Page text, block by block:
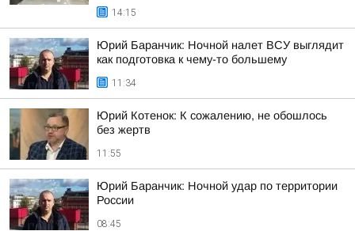
14:15
Юрий Баранчик: Ночной налет ВСУ выглядит
как подготовка к чему-то большему
11:34
Юрий Котенок: К сожалению, не обошлось
без жертв
11:55
Юрий Баранчик: Ночной удар по территории
России
08:45